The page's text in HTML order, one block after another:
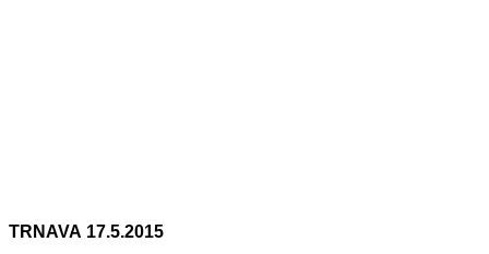
TRNAVA 17.5.2015